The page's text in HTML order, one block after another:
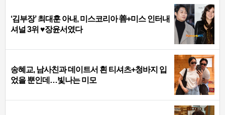
‘김부장’ 최대훈 아내, 미스코리아 善+미스 인터내
셔널 3위 ♥장윤서였다
송혜교, 남사친과 데이트서 흰 티셔츠+청바지 입
었을 뿐인데…빛나는 미모